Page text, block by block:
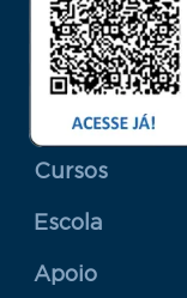
Menu Rodapé 1
Cursos
Escola
Rodapé 2
Apoio